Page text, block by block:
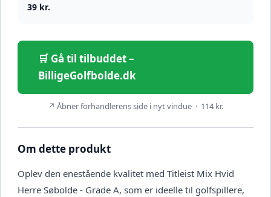
39 kr.
🛒 Gå til tilbuddet –
BilligeGolfbolde.dk
↗ Åbner forhandlerens side i nyt vindue · 114 kr.
Om dette produkt
Oplev den enestående kvalitet med Titleist Mix Hvid
Herre Søbolde - Grade A, som er ideelle til golfspillere,